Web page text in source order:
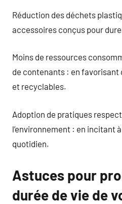
Réduction des déchets
accessoires conçus pour
Moins de ressources
de contenants : en favorisant
et recyclables.
Adoption de pratiques
l’environnement : en incitant
quotidien.
Astuces pour
durée de vie de